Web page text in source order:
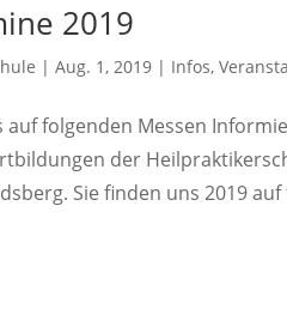
2019
|Aug. 1, 2019 | Infos,
auf folgenden Messen
der
Sie finden uns 2019